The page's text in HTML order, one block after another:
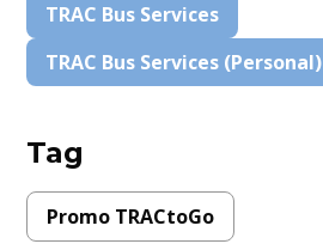
TRAC Bus Services
TRAC Bus Services (Personal)
Tag
Promo TRACtoGo